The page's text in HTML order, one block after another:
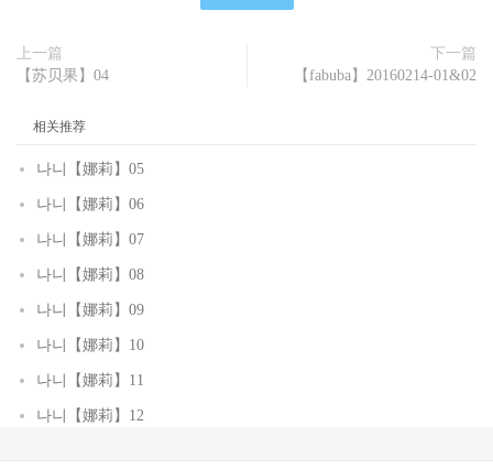
上一篇
【苏贝果】04
下一篇
【fabuba】20160214-01&02
相关推荐
나니【娜莉】05
나니【娜莉】06
나니【娜莉】07
나니【娜莉】08
나니【娜莉】09
나니【娜莉】10
나니【娜莉】11
나니【娜莉】12